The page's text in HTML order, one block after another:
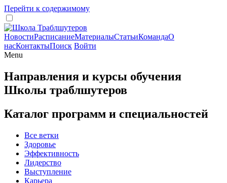
Перейти к содержимому
НовостиРасписаниеМатериалыСтатьиКомандаО
насКонтактыПоиск Войти
Menu
Направления и курсы обучения
Школы траблшутеров
Каталог программ и специальностей
Все ветки
Здоровье
Эффективность
Лидерство
Выступление
Карьера